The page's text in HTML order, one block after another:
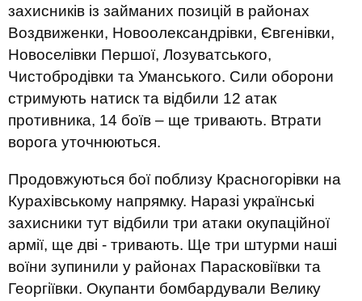
захисників із займаних позицій в районах
Воздвиженки, Новоолександрівки, Євгенівки,
Новоселівки Першої, Лозуватського,
Чистобродівки та Уманського. Сили оборони
стримують натиск та відбили 12 атак
противника, 14 боїв – ще тривають. Втрати
ворога уточнюються.
Продовжуються бої поблизу Красногорівки на
Курахівському напрямку. Наразі українські
захисники тут відбили три атаки окупаційної
армії, ще дві - тривають. Ще три штурми наші
воїни зупинили у районах Парасковіївки та
Георгіївки. Окупанти бомбардували Велику